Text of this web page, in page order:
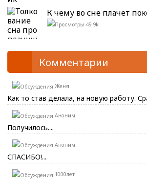
К чему во сне плачет
49.9k
Комментарии
Женя
Как то став делала, на новую работу.
Аноним
Получилось....
Аноним
СПАСИБО!...
1000лет